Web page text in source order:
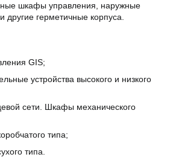
шкафы управления, наружные
и другие герметичные корпуса.
GIS;
устройства высокого и низкого
сети. Шкафы механического
типа;
типа.